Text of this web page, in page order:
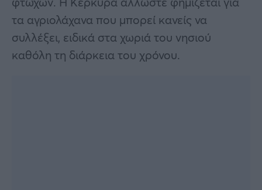
τα αγριολάχανα που μπορεί κανείς να
συλλέξει, ειδικά στα χωριά του νησιού
καθόλη τη διάρκεια του χρόνου.